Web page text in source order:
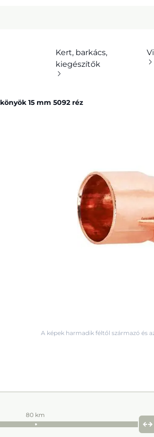
Kert, barkács,
kiegészítők
15 mm 5092 réz
A képek harmadik féltől származó és
80 km